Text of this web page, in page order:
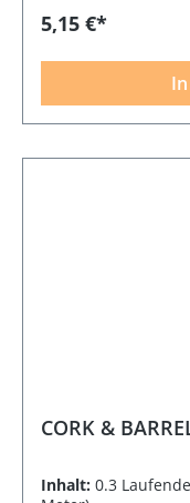
5,15 €*
CORK &
Inhalt: 0.3